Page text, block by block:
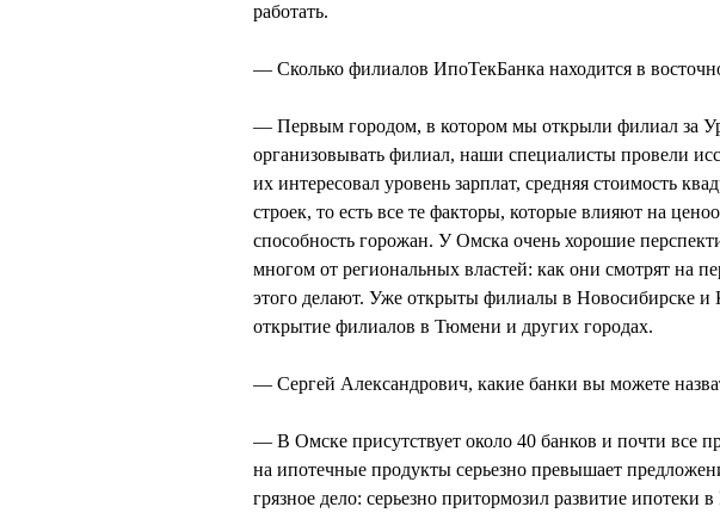
работать.
— Сколько филиалов ИпоТекБанка находится в
— Первым городом, в котором мы открыли филиал за
организовывать филиал, наши специалисты провели
их интересовал уровень зарплат, средняя стоимость
строек, то есть все те факторы, которые влияют на
способность горожан. У Омска очень хорошие
многом от региональных властей: как они смотрят на
этого делают. Уже открыты филиалы в Новосибирске и
открытие филиалов в Тюмени и других городах.
— Сергей Александрович, какие банки вы можете
— В Омске присутствует около 40 банков и почти все
на ипотечные продукты серьезно превышает
грязное дело: серьезно притормозил развитие